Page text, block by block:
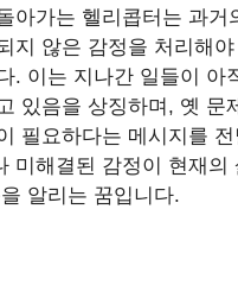
아가는 헬리콥터는 과거
지 않은 감정을 처리해
. 이는 지나간 일들이 아
있음을 상징하며, 옛 문
필요하다는 메시지를
미해결된 감정이 현재의
알리는 꿈입니다.